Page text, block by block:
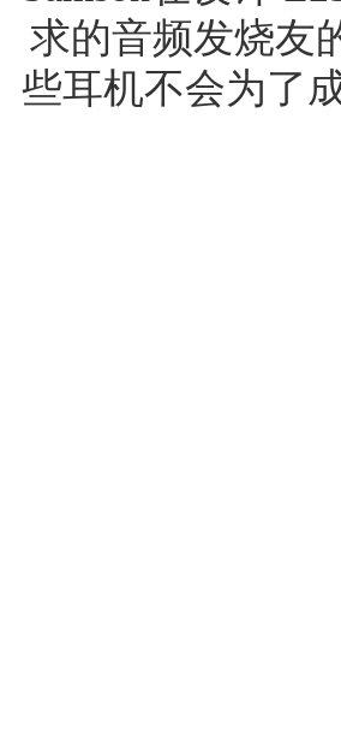
求的音频发烧友
些耳机不会为了